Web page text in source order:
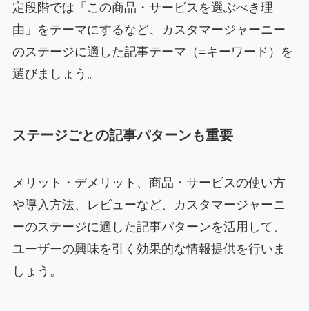
定段階では「この商品・サービスを選ぶべき理
由」をテーマにするなど、カスタマージャーニー
のステージに適した記事テーマ（=キーワード）を
選びましょう。
ステージごとの記事パターンも重要
メリット・デメリット、商品・サービスの使い方
や導入方法、レビューなど、カスタマージャーニ
ーのステージに適した記事パターンを活用して、
ユーザーの興味を引く効果的な情報提供を行いま
しょう。